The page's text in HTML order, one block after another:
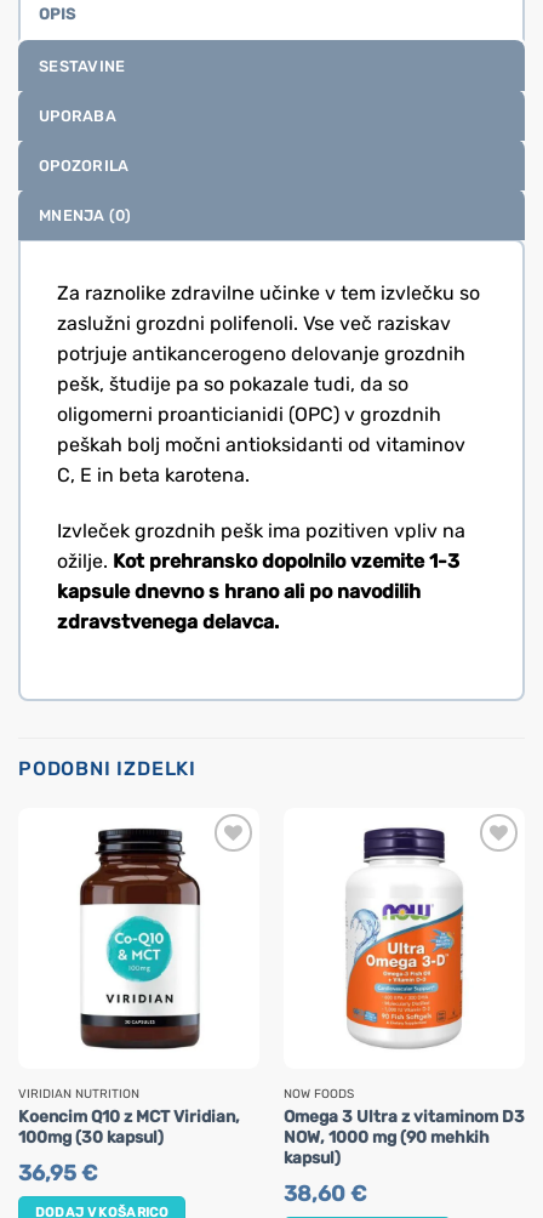
OPIS
SESTAVINE
UPORABA
OPOZORILA
MNENJA (0)
Za raznolike zdravilne učinke v tem izvlečku so
zaslužni grozdni polifenoli. Vse več raziskav
potrjuje antikancerogeno delovanje grozdnih
pešk, študije pa so pokazale tudi, da so
oligomerni proanticianidi (OPC) v grozdnih
peškah bolj močni antioksidanti od vitaminov
C, E in beta karotena.
Izvleček grozdnih pešk ima pozitiven vpliv na
ožilje. Kot prehransko dopolnilo vzemite 1-3
kapsule dnevno s hrano ali po navodilih
zdravstvenega delavca.
PODOBNI IZDELKI
VIRIDIAN NUTRITION
Koencim Q10 z MCT Viridian,
100mg (30 kapsul)
36,95€
DODAJ V KOŠARICO
NOW FOODS
Omega 3 Ultra z vitaminom D3
NOW, 1000 mg (90 mehkih
kapsul)
38,60€